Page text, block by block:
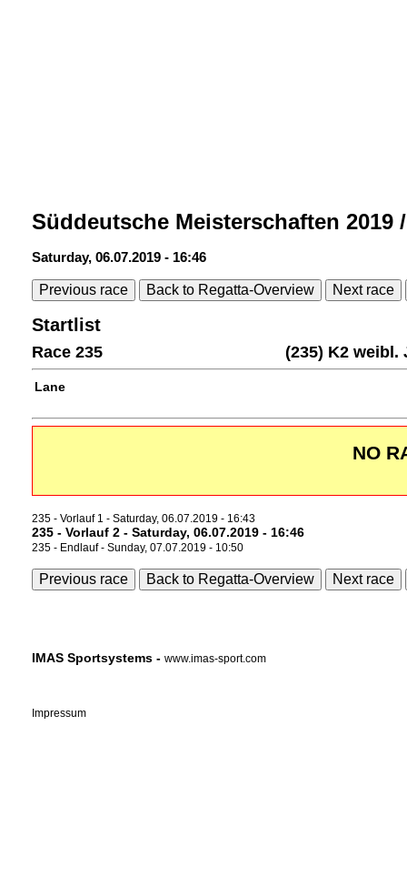
Süddeutsche Meisterschaften 2019
Saturday, 06.07.2019 - 16:46
Previous race Back to Regatta-Overview Next race
Startlist
Race 235 (235) K2 weibl.
Lane
NO
235 - Vorlauf 1 - Saturday, 06.07.2019 - 16:43
235 - Vorlauf 2 - Saturday, 06.07.2019 - 16:46
235 - Endlauf - Sunday, 07.07.2019 - 10:50
Previous race Back to Regatta-Overview Next race
IMAS Sportsystems - www.imas-sport.com
Impressum